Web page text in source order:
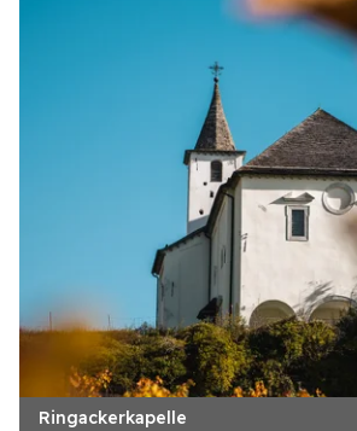
Ringackerkapelle